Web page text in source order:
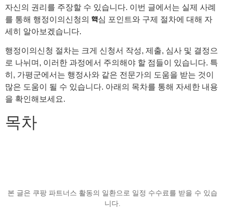
자신의 권리를 주장할 수 있습니다. 이번 글에서는 실제 사례
를 통해 행정이의신청의 핵심 포인트와 구제 절차에 대해 자
세히 알아보겠습니다.
행정이의신청 절차는 크게 신청서 작성, 제출, 심사 및 결정으
로 나뉘며, 이러한 과정에서 주의해야 할 점들이 있습니다. 특
히, 가평군에서는 행정사와 같은 전문가의 도움을 받는 것이
많은 도움이 될 수 있습니다. 아래의 목차를 통해 자세한 내용
을 확인해보세요.
목차
본 글은 쿠팡 파트너스 활동의 일환으로 일정 수수료를 받을 수 있습
니다.